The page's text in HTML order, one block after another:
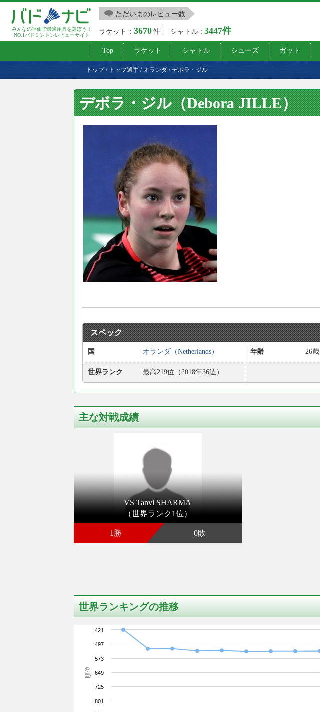
みんなの評価で最適用具を選ぼう！
NO.1バドミントンレビューサイト
ただいまのレビュー数
ラケット：3670件 シャトル :3447件
Top ラケット シャトル シューズ ガット
トップ/ トップ選手 / オランダ /デボラ・ジル
デボラ・ジル（Debora JILLE）
スペック
国 オランダ（Netherlands） 年齢 26歳
世界ランク 最高219位（2018年36週）
主な対戦成績
VS Tanvi SHARMA
（世界ランク1位）
1勝 0敗
世界ランキングの推移
順位
421
497
573
649
725
801